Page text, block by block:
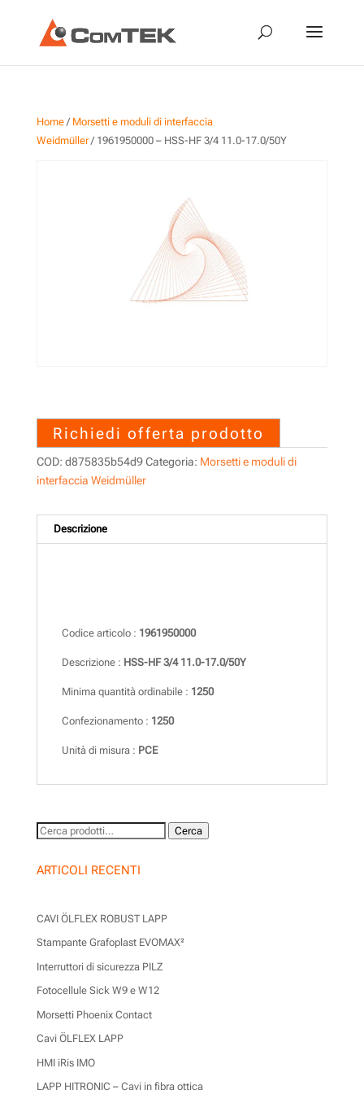
Home/ Morsetti e moduli di interfaccia
Weidmüller/ 1961950000 – HSS-HF 3/4 11.0-17.0/50Y
Richiedi offerta prodotto
COD: d875835b54d9 Categoria: Morsetti e moduli di
interfaccia Weidmüller
Descrizione
Codice articolo : 1961950000
Descrizione : HSS-HF 3/4 11.0-17.0/50Y
Minima quantità ordinabile : 1250
Confezionamento : 1250
Unità di misura : PCE
Cerca: Cerca
ARTICOLI RECENTI
CAVI ÖLFLEX ROBUST LAPP
Stampante Grafoplast EVOMAX²
Interruttori di sicurezza PILZ
Fotocellule Sick W9 e W12
Morsetti Phoenix Contact
Cavi ÖLFLEX LAPP
HMI iRis IMO
LAPP HITRONIC – Cavi in fibra ottica